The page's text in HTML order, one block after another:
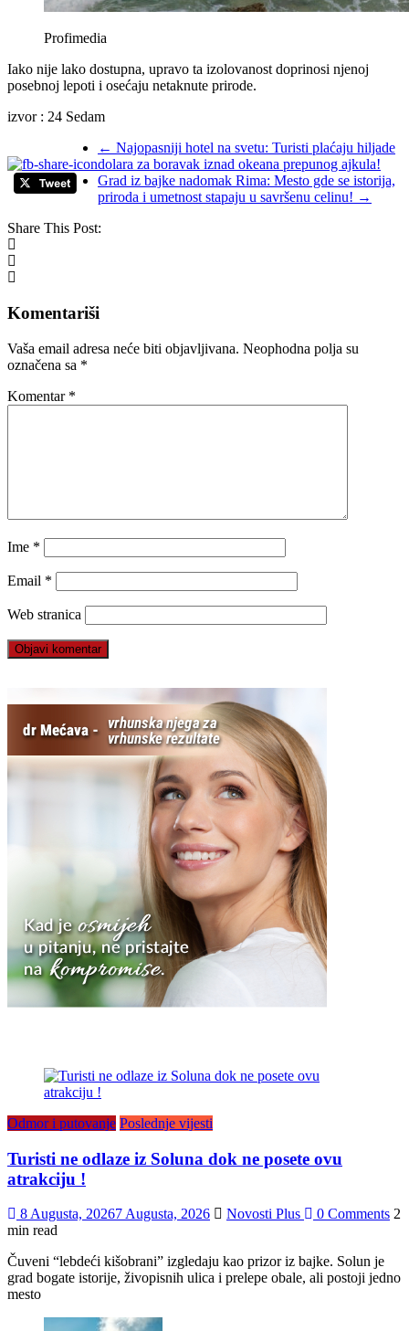
Profimedia
Iako nije lako dostupna, upravo ta izolovanost doprinosi njenoj
posebnoj lepoti i osećaju netaknute prirode.
izvor : 24 Sedam
← Najopasniji hotel na svetu: Turisti plaćaju hiljade
dolara za boravak iznad okeana prepunog ajkula!
Grad iz bajke nadomak Rima: Mesto gde se istorija,
priroda i umetnost stapaju u savršenu celinu! →
Share This Post:
Komentariši
Vaša email adresa neće biti objavljivana. Neophodna polja su
označena sa *
Komentar *
Ime *
Email *
Web stranica
Odmor i putovanje Poslednje vijesti
Turisti ne odlaze iz Soluna dok ne posete ovu
atrakciju !
8 Augusta, 20267 Augusta, 2026 Novosti Plus 0 Comments 2
min read
Čuveni “lebdeći kišobrani” izgledaju kao prizor iz bajke. Solun je
grad bogate istorije, živopisnih ulica i prelepe obale, ali postoji jedno
mesto